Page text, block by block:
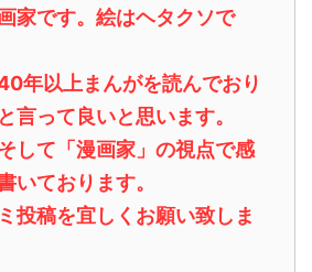
家です。絵はヘタクソで
年以上まんがを読んでおり
言って良いと思います。
して「漫画家」の視点で感
いております。
投稿を宜しくお願い致しま